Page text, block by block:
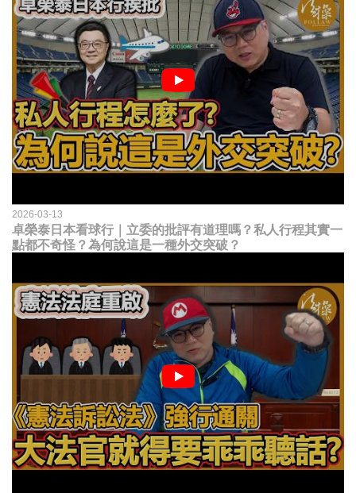
2026-03-13
卓榮泰日本看球行｜立委的批評有道理嗎？私人行程其實一
點都不奇怪？為何說這是一種外交突破？